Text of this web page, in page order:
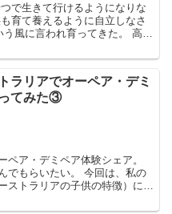
ラリアでオーペア・デミ
てみた③
ペア・デミペア体験シェア。
たい。 今回は、私の
ストラリアの子供の特徴）につ